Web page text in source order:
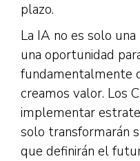
plazo.
La IA no es solo
una oportunidad
fundamentalmente
creamos valor. Los
implementar
solo transformarán
que definirán el